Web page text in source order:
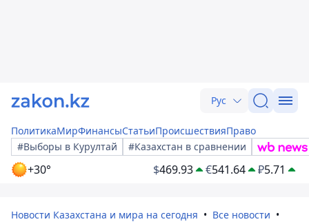
Рус
ПолитикаМирФинансыСтатьиПроисшествияПраво
#Выборы в Курултай
#Казахстан в сравнении
+30° $469.93 €541.64 ₽5.71
Новости Казахстана и мира на сегодня
Все новости